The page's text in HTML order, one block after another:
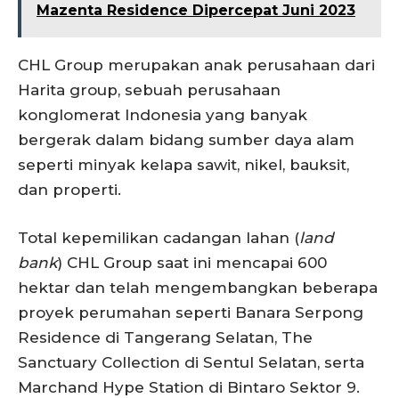
Mazenta Residence Dipercepat Juni 2023
CHL Group merupakan anak perusahaan dari
Harita group, sebuah perusahaan
konglomerat Indonesia yang banyak
bergerak dalam bidang sumber daya alam
seperti minyak kelapa sawit, nikel, bauksit,
dan properti.
Total kepemilikan cadangan lahan (land
bank) CHL Group saat ini mencapai 600
hektar dan telah mengembangkan beberapa
proyek perumahan seperti Banara Serpong
Residence di Tangerang Selatan, The
Sanctuary Collection di Sentul Selatan, serta
Marchand Hype Station di Bintaro Sektor 9.